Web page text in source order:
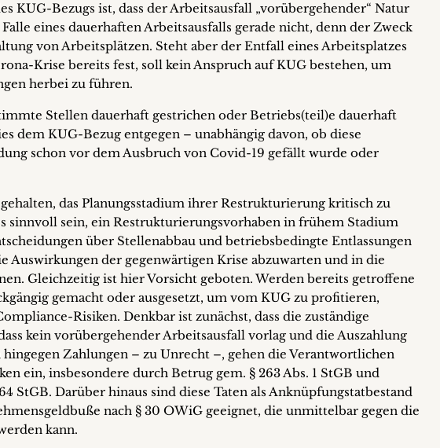
KUG-Bezugs ist, dass der Arbeitsausfall „vorübergehender“ Natur
eines dauerhaften Arbeitsausfalls gerade nicht, denn der Zweck
von Arbeitsplätzen. Steht aber der Entfall eines Arbeitsplatzes
Krise bereits fest, soll kein Anspruch auf KUG bestehen, um
herbei zu führen.
Stellen dauerhaft gestrichen oder Betriebs(teil)e dauerhaft
dem KUG-Bezug entgegen – unabhängig davon, ob diese
schon vor dem Ausbruch von Covid-19 gefällt wurde oder
das Planungsstadium ihrer Restrukturierung kritisch zu
sinnvoll sein, ein Restrukturierungsvorhaben in frühem Stadium
über Stellenabbau und betriebsbedingte Entlassungen
Auswirkungen der gegenwärtigen Krise abzuwarten und in die
Gleichzeitig ist hier Vorsicht geboten. Werden bereits getroffene
gemacht oder ausgesetzt, um vom KUG zu profitieren,
Risiken. Denkbar ist zunächst, dass die zuständige
kein vorübergehender Arbeitsausfall vorlag und die Auszahlung
Zahlungen – zu Unrecht –, gehen die Verantwortlichen
ein, insbesondere durch Betrug gem. § 263 Abs. 1 StGB und
StGB. Darüber hinaus sind diese Taten als Anknüpfungstatbestand
nach § 30 OWiG geeignet, die unmittelbar gegen die
kann.